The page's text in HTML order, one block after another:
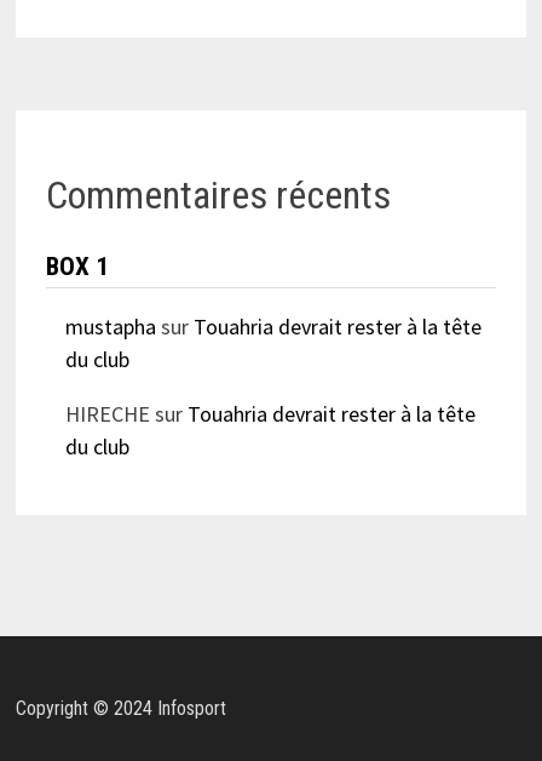
Commentaires récents
BOX 1
mustapha sur Touahria devrait rester à la tête
du club
HIRECHE sur Touahria devrait rester à la tête
du club
Copyright © 2024 Infosport